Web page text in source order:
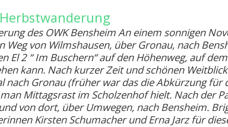
des OWK Bensheim An einem sonnigen
Weg von Wilmshausen, über Gronau, nach
El 2 “ Im Buschern“ auf den Höhenweg, auf
kann. Nach kurzer Zeit und schönen
nach Gronau (früher war das die Abkürzung für
Mittagsrast im Scholzenhof hielt. Nach der
von dort, über Umwegen, nach Bensheim.
Kirsten Schumacher und Erna Jarz für